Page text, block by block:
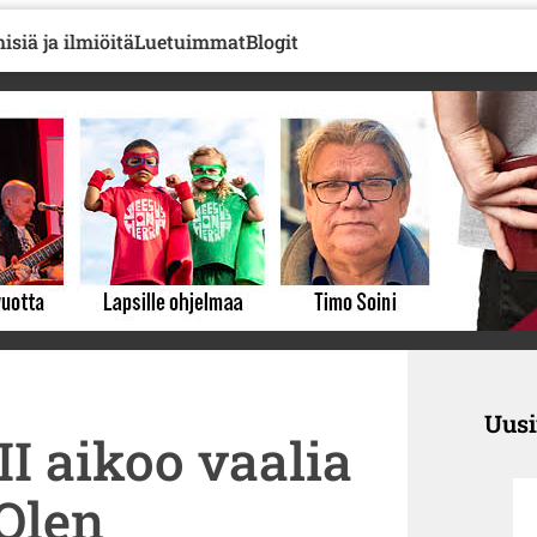
ja ilmiöitäLuetuimmatBlogit
aikoo vaalia